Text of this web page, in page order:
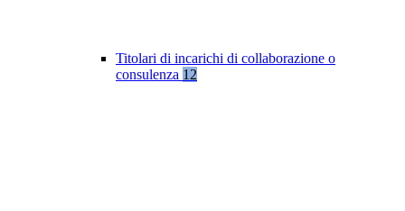
Titolari di incarichi di collaborazione o
consulenza 12